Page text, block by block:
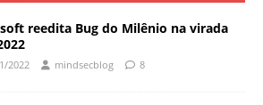
reedita Bug do Milênio na virada
2022 mindsecblog 8